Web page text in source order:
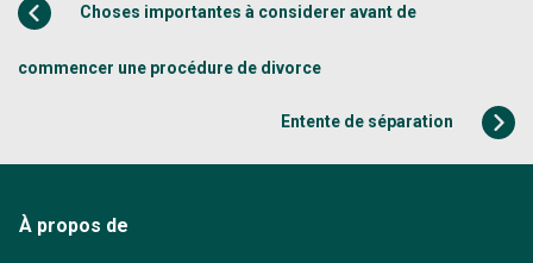
Choses importantes à considerer avant de
commencer une procédure de divorce
Entente de séparation
À propos de